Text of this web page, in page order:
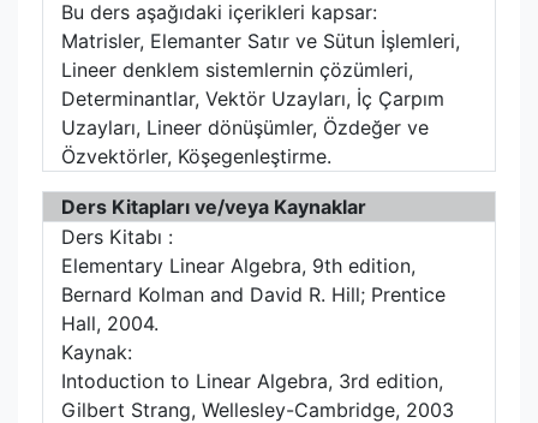
Bu ders aşağıdaki içerikleri kapsar:
Matrisler, Elemanter Satır ve Sütun İşlemleri,
Lineer denklem sistemlernin çözümleri,
Determinantlar, Vektör Uzayları, İç Çarpım
Uzayları, Lineer dönüşümler, Özdeğer ve
Özvektörler, Köşegenleştirme.
Ders Kitapları ve/veya Kaynaklar
Ders Kitabı :
Elementary Linear Algebra, 9th edition,
Bernard Kolman and David R. Hill; Prentice
Hall, 2004.
Kaynak:
Intoduction to Linear Algebra, 3rd edition,
Gilbert Strang, Wellesley-Cambridge, 2003